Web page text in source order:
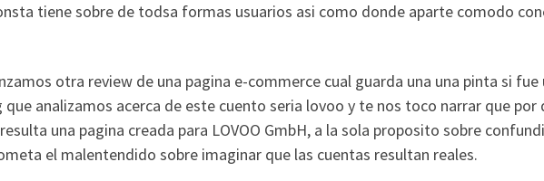
tiene sobre de todsa formas usuarios asi­ como donde aparte comodo
otra review de una pagina e-commerce cual guarda una una pinta si fue
analizamos acerca de este cuento seri­a lovoo y te nos toco narrar que por
una pagina creada para LOVOO GmbH, a la sola proposito sobre
el malentendido sobre imaginar que las cuentas resultan reales.